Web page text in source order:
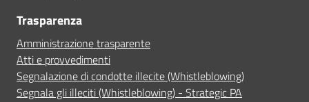
Trasparenza
Amministrazione trasparente
Atti e provvedimenti
Segnalazione di condotte illecite (Whistleblowing)
Segnala gli illeciti (Whistleblowing) - Strategic PA